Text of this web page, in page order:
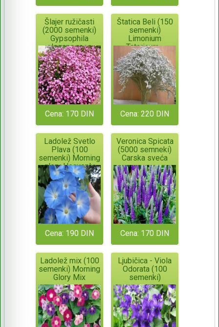
Šlajer ružičasti
(2000 semenki)
Gypsophila
elegans rose
Cena: 170 DIN
Štatica Beli (150
semenki)
Limonium
Tataricum -
višegodišnji
Cena: 220 DIN
Ladolež Svetlo
Plava (100
semenki) Morning
glory Heavenly
Blue
Cena: 190 DIN
Veronica Spicata
(5000 semneki)
Carska sveća
Cena: 170 DIN
Ladolež mix (100
semenki) Morning
Glory Mix
Ljubičica - Viola
Odorata (100
semenki)